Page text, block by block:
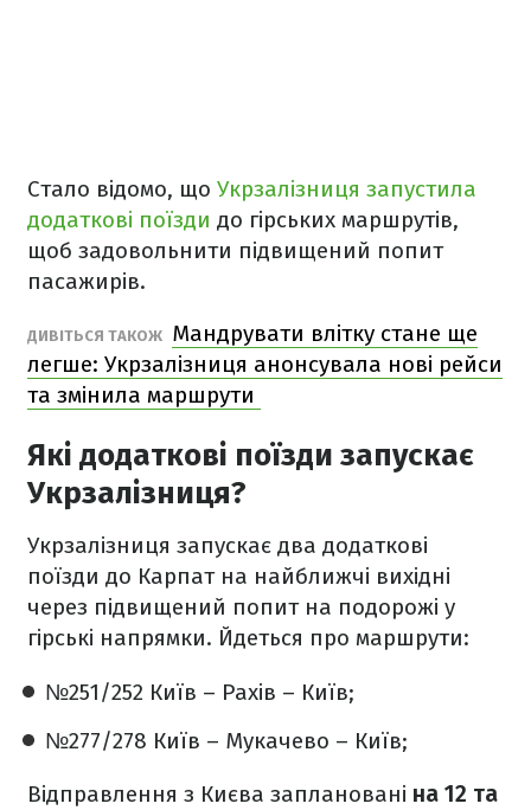
Стало відомо, що Укрзалізниця запустила
додаткові поїзди до гірських маршрутів,
щоб задовольнити підвищений попит
пасажирів.
ДИВІТЬСЯ ТАКОЖ Мандрувати влітку стане ще
легше: Укрзалізниця анонсувала нові рейси
та змінила маршрути
Які додаткові поїзди запускає
Укрзалізниця?
Укрзалізниця запускає два додаткові
поїзди до Карпат на найближчі вихідні
через підвищений попит на подорожі у
гірські напрямки. Йдеться про маршрути:
№251/252 Київ – Рахів – Київ;
№277/278 Київ – Мукачево – Київ;
Відправлення з Києва заплановані на 12 та